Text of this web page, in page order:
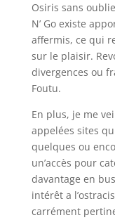
Osiris sans
N’ Go existe
affermis, ce qui
sur le plaisir.
divergences ou
Foutu.
En plus, je me
appelées sites
quelques ou
un’accès pour
davantage en
intérêt a
carrément